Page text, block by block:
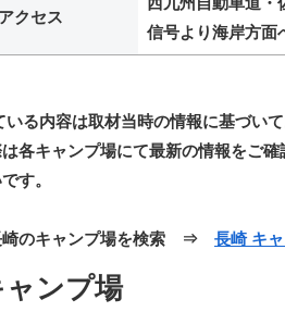
アクセス
信号より海岸方面
いる内容は取材当時の情報に基づい
各キャンプ場にて最新の情報をご
す。
崎のキャンプ場を検索 ⇒ 長崎 キ
ンプ場